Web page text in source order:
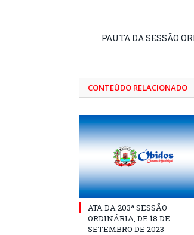
PAUTA DA SESSÃO
CONTEÚDO RELACIONADO
ATA DA 203ª SESSÃO
ORDINÁRIA, DE 18 DE
SETEMBRO DE 2023